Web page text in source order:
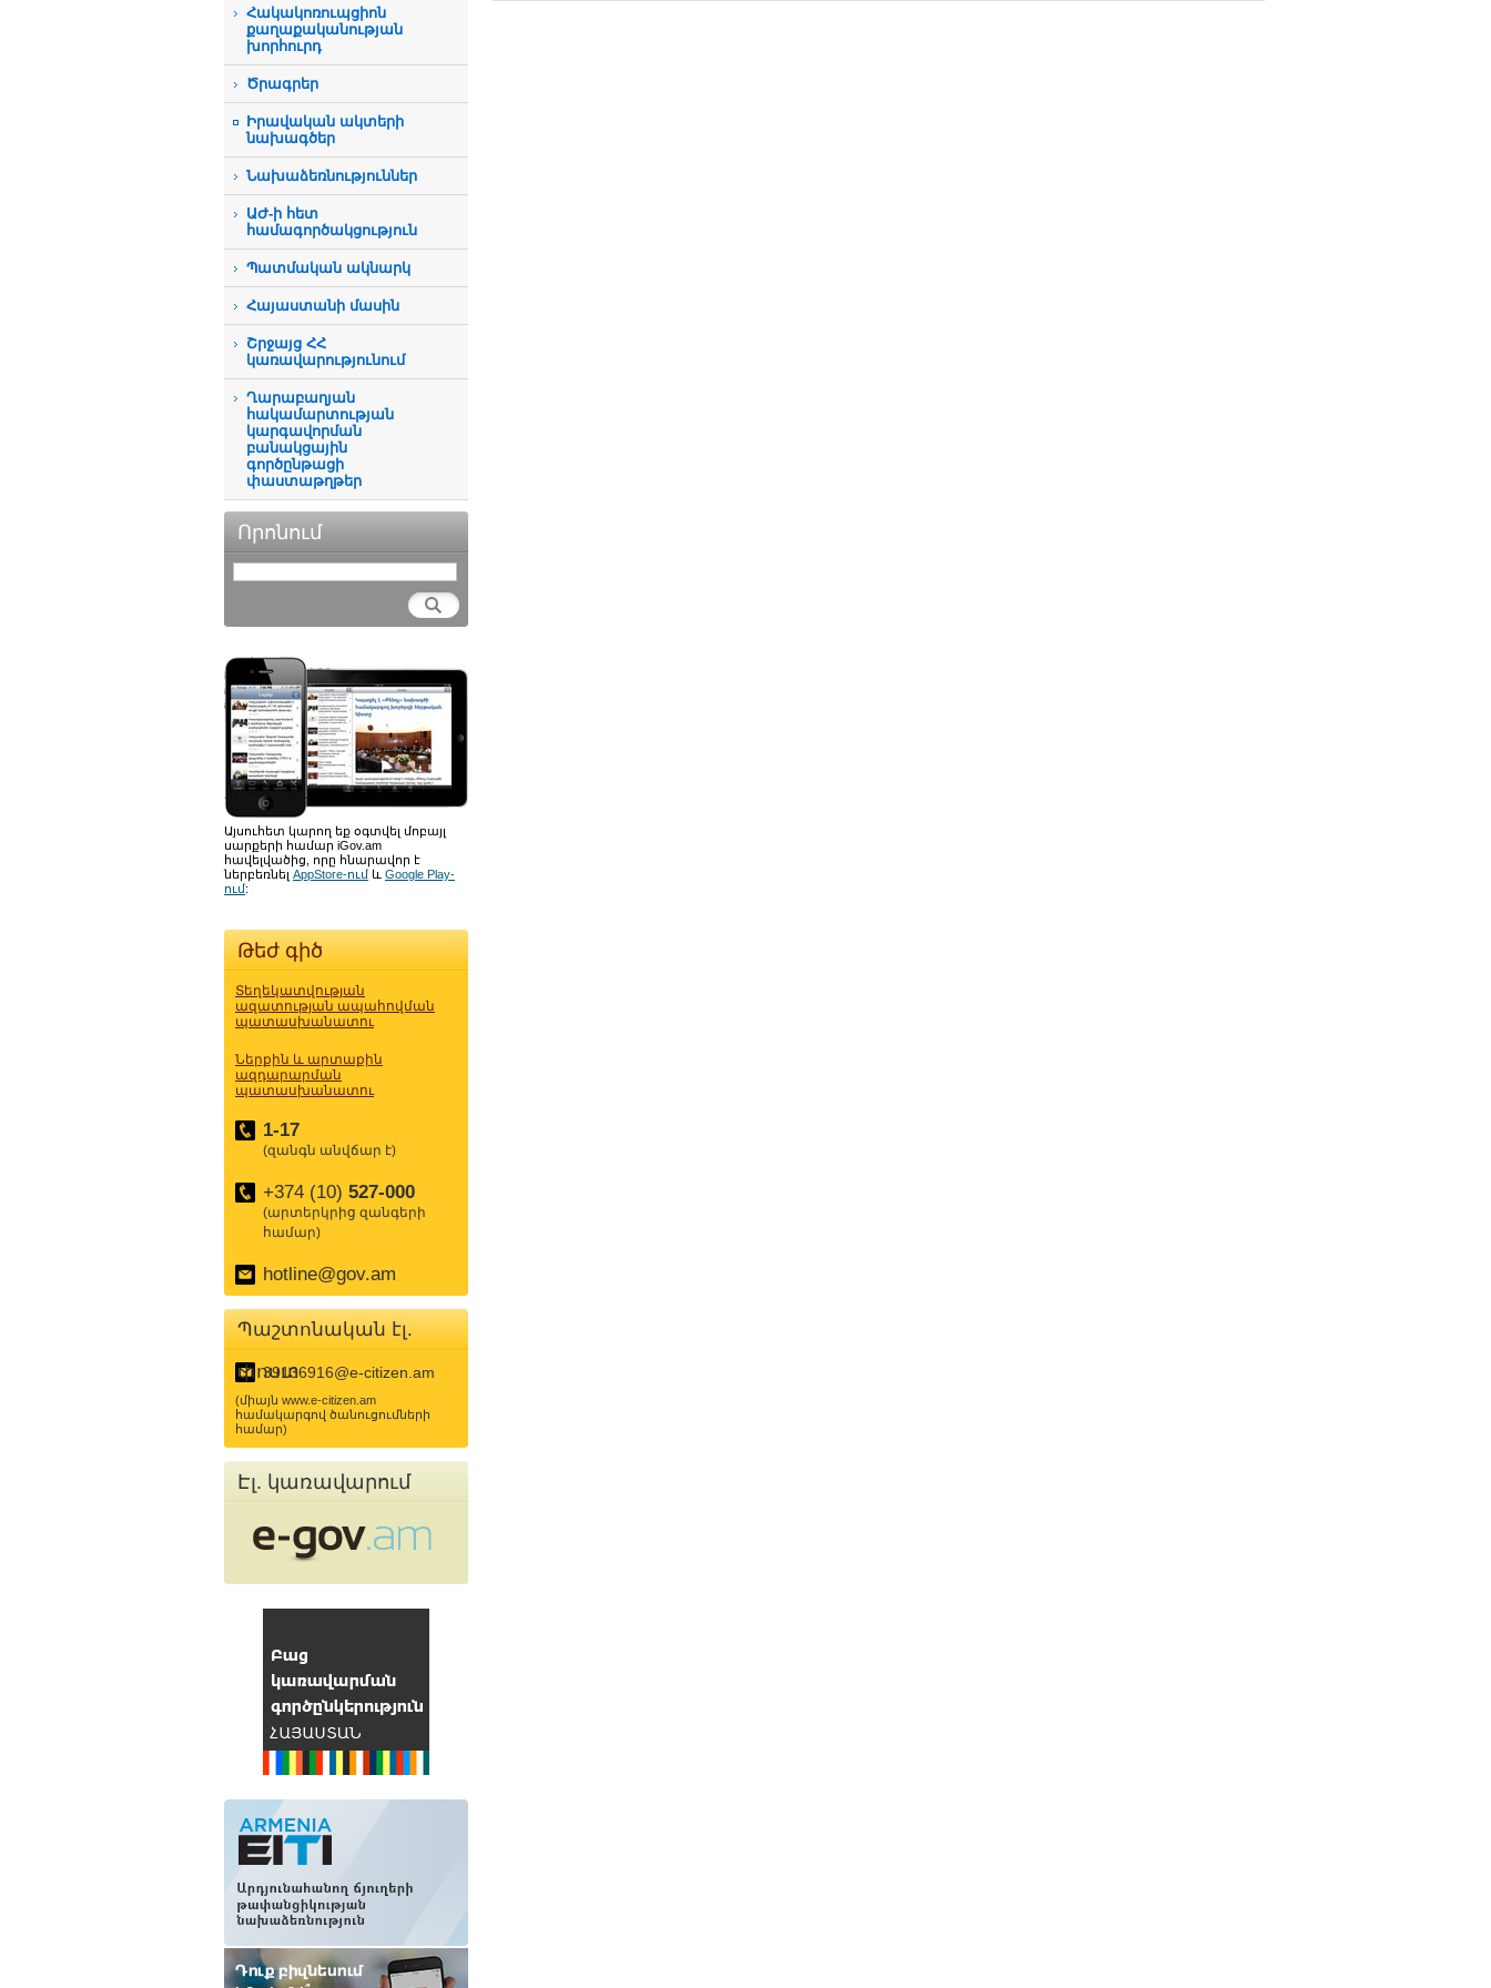
Հակակոռուպցիոն
քաղաքականության
խորհուրդ
Ծրագրեր
Իրավական ակտերի
նախագծեր
Նախաձեռնություններ
ԱԺ-ի հետ
համագործակցություն
Պատմական ակնարկ
Հայաստանի մասին
Շրջայց ՀՀ
կառավարությունում
Ղարաբաղյան
հակամարտության
կարգավորման
բանակցային
գործընթացի
փաստաթղթեր
Որոնում
Այսուհետ կարող եք օգտվել մոբայլ
սարքերի համար iGov.am
հավելվածից, որը հնարավոր է
ներբեռնել AppStore-ում և Google Play-
ում:
Թեժ գիծ
Տեղեկատվության
ազատության ապահովման
պատասխանատու
Ներքին և արտաքին
ազդարարման
պատասխանատու
1-17
(զանգն անվճար է)
+374 (10) 527-000
(արտերկրից զանգերի
համար)
hotline@gov.am
Պաշտոնական էլ.
փոստ
39136916@e-citizen.am
(միայն www.e-citizen.am
համակարգով ծանուցումների
համար)
Էլ. կառավարում